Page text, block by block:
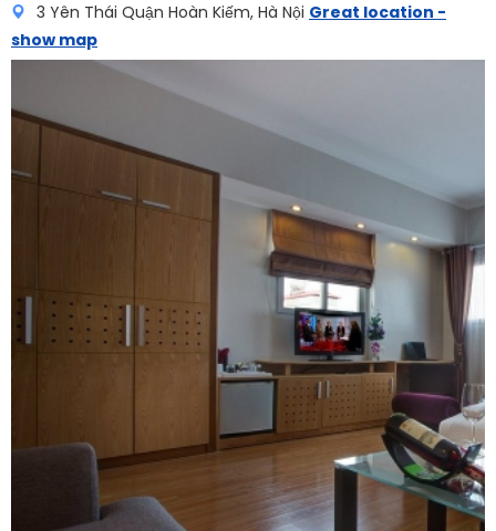
3 Yên Thái Quận Hoàn Kiếm, Hà Nội Great location -
show map